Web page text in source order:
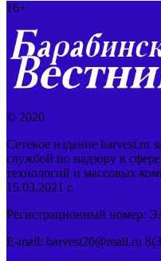
16+
© 2020
Сетевое издание barvest.ru
службой по надзору в
технологий и массовых
15.03.2021 г.
Регистрационный номер:
E-mail: barvest20@mail.ru